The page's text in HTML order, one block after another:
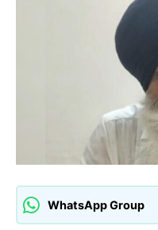
WhatsApp Group